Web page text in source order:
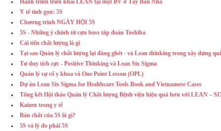
Y tế tinh gọn: 5S
Chương trình NGÀY HỘI 5S
5S - Những ý chính từ cựu boss tâp đoàn Toshiba
Cải tiến chất lượng là gì
Tại sao Quản lý chất lượng lại đáng ghét - và Lean thinking trong xây dựng
Tư duy tích cực - Positive Thinking và Lean Six Sigma
Quản lý sự cố y khoa và One Point Lesson (OPL)
Dự án Lean Six Sigma for Healthcare Tools Book and Vietnamese Cases
Tổng kết Hội thảo Quản lý Chất lượng Bệnh viện hiệu quả hơn với LEAN –
Kaizen trong y tế
Bản chất của 5S là gì?
5S và lý do phải 5S